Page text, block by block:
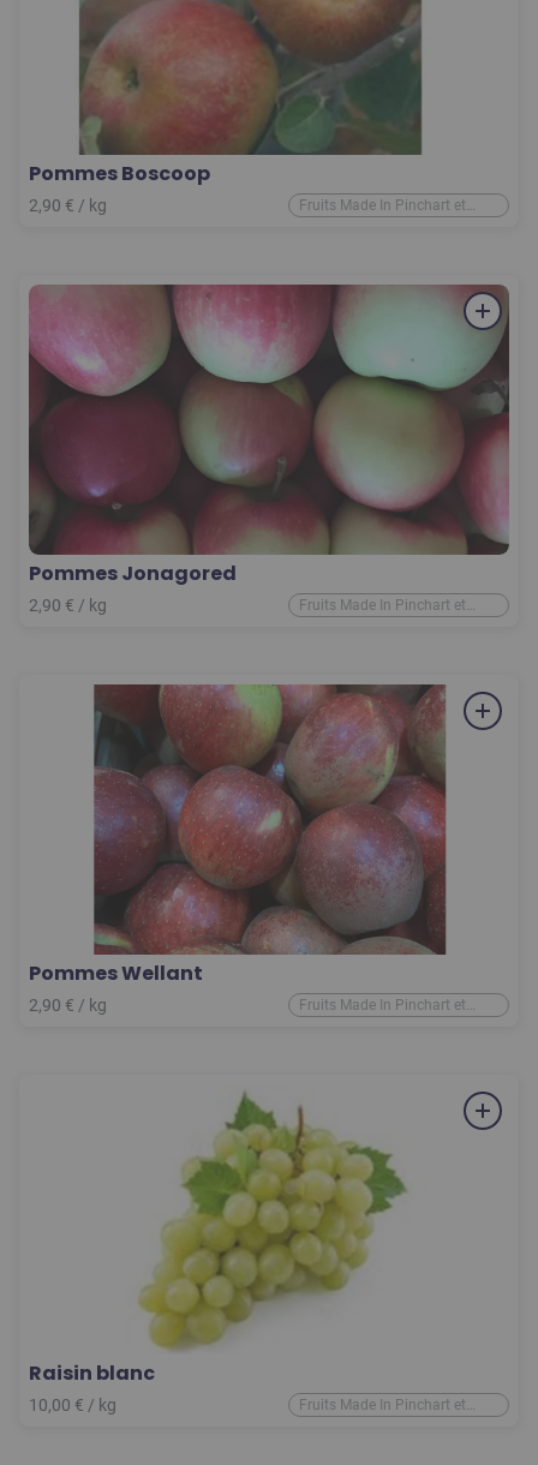
Pommes Boscoop
2,90 € / kg
Fruits Made In Pinchart et
d'ailleurs
Pommes Jonagored
2,90 € / kg
Fruits Made In Pinchart et
d'ailleurs
Pommes Wellant
2,90 € / kg
Fruits Made In Pinchart et
d'ailleurs
Raisin blanc
10,00 € / kg
Fruits Made In Pinchart et
d'ailleurs